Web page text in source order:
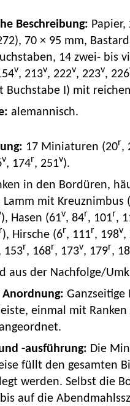
Beschreibung: Papier,
70 × 95 mm,
14 zwei- bis
v, 213v, 222v, 223v, 226
Buchstabe I) mit
alemannisch.
17 Miniaturen (20r,
v, 174r, 251v).
in den Bordüren,
Lamm mit Kreuznimbus
), Hasen (61v, 84r, 101r,
), Hirsche (6r, 111r, 198v,
153r, 168r, 173v, 179r,
aus der Nachfolge/
einmal mit
-ausführung: Die
füllt den gesamten
werden. Selbst die
auf die